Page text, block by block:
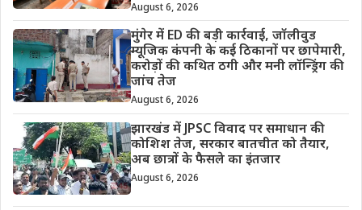
August 6, 2026
मुंगेर में ED की बड़ी कार्रवाई, जॉलीवुड
म्यूजिक कंपनी के कई ठिकानों पर छापेमारी,
करोड़ों की कथित ठगी और मनी लॉन्ड्रिंग की
जांच तेज
August 6, 2026
झारखंड में JPSC विवाद पर समाधान की
कोशिश तेज, सरकार बातचीत को तैयार,
अब छात्रों के फैसले का इंतजार
August 6, 2026